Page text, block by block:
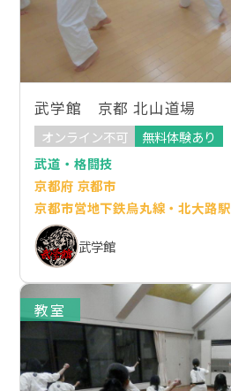
武学館 京都 北山道場
オンライン不可
無料体験あり
武道・格闘技
京都府 京都市
京都市営地下鉄烏丸線・北大路駅
武学館
教室